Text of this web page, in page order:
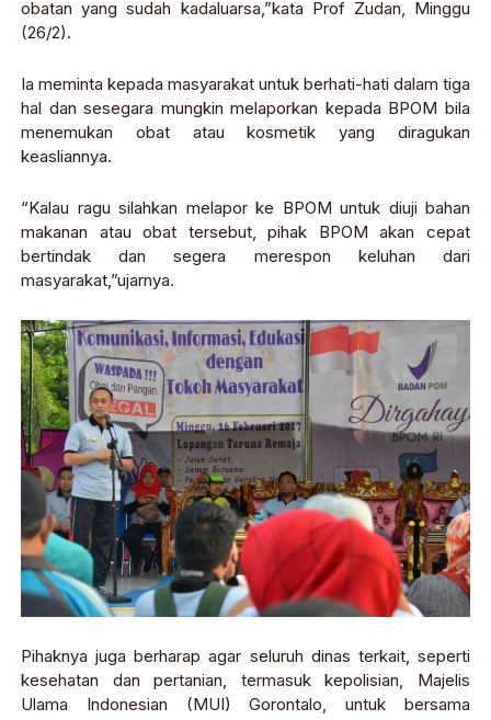
obatan yang sudah kadaluarsa,”kata Prof Zudan, Minggu
(26/2).
Ia meminta kepada masyarakat untuk berhati-hati dalam tiga
hal dan sesegara mungkin melaporkan kepada BPOM bila
menemukan obat atau kosmetik yang diragukan
keasliannya.
“Kalau ragu silahkan melapor ke BPOM untuk diuji bahan
makanan atau obat tersebut, pihak BPOM akan cepat
bertindak dan segera merespon keluhan dari
masyarakat,”ujarnya.
Pihaknya juga berharap agar seluruh dinas terkait, seperti
kesehatan dan pertanian, termasuk kepolisian, Majelis
Ulama Indonesian (MUI) Gorontalo, untuk bersama